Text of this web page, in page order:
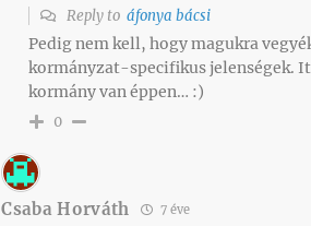
Reply to áfonya bácsi
Pedig nem kell, hogy magukra
kormányzat-specifikus jelenségek.
kormány van éppen… :)
0
Csaba Horváth 7 éve